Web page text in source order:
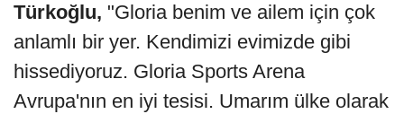
Türkoğlu, "Gloria benim ve ailem için çok
anlamlı bir yer. Kendimizi evimizde gibi
hissediyoruz. Gloria Sports Arena
Avrupa'nın en iyi tesisi. Umarım ülke olarak